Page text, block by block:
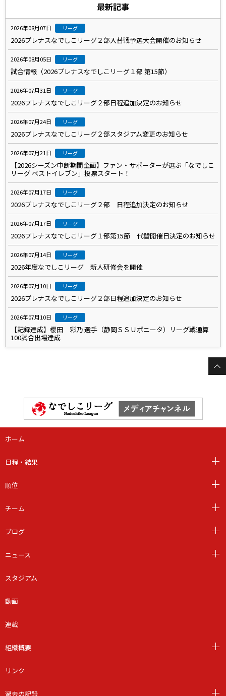
最新記事
2026年08月07日 リーグ
2026プレナスなでしこリーグ２部入替戦予選大会開催のお知らせ
2026年08月05日 リーグ
試合情報（2026プレナスなでしこリーグ１部 第15節）
2026年07月31日 リーグ
2026プレナスなでしこリーグ２部日程追加決定のお知らせ
2026年07月24日 リーグ
2026プレナスなでしこリーグ２部スタジアム変更のお知らせ
2026年07月21日 リーグ
【2026シーズン中断期間企画】ファン・サポーターが選ぶ「なでしこ
リーグ ベストイレブン」投票スタート！
2026年07月17日 リーグ
2026プレナスなでしこリーグ２部 日程追加決定のお知らせ
2026年07月17日 リーグ
2026プレナスなでしこリーグ１部第15節 代替開催日決定のお知らせ
2026年07月14日 リーグ
2026年度なでしこリーグ 新人研修会を開催
2026年07月10日 リーグ
2026プレナスなでしこリーグ２部日程追加決定のお知らせ
2026年07月10日 リーグ
【記録達成】櫻田 彩乃 選手（静岡ＳＳＵボニータ）リーグ戦通算
100試合出場達成
ホーム
日程・結果
順位
チーム
ブログ
ニュース
スタジアム
動画
連載
組織概要
リンク
過去の記録